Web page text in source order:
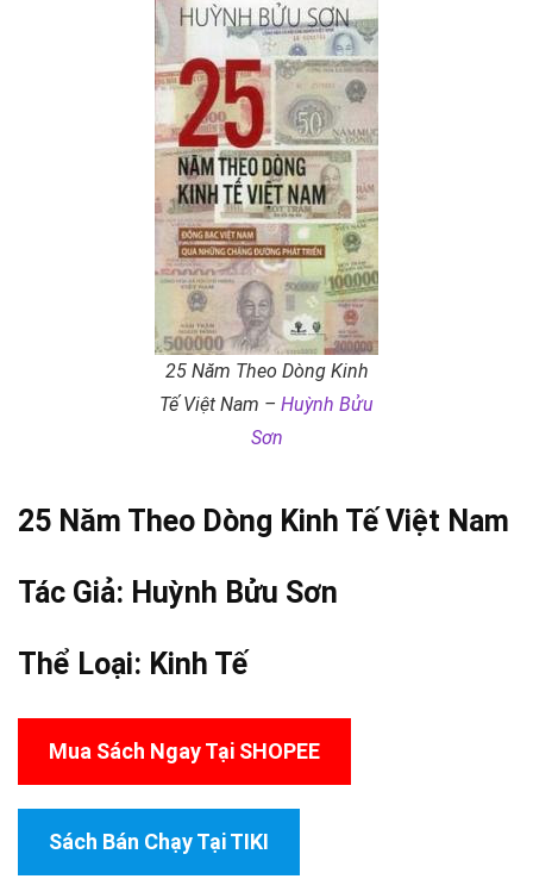
25 Năm Theo Dòng Kinh
Tế Việt Nam – Huỳnh Bửu
Sơn
25 Năm Theo Dòng Kinh Tế Việt Nam
Tác Giả: Huỳnh Bửu Sơn
Thể Loại: Kinh Tế
Mua Sách Ngay Tại SHOPEE
Sách Bán Chạy Tại TIKI